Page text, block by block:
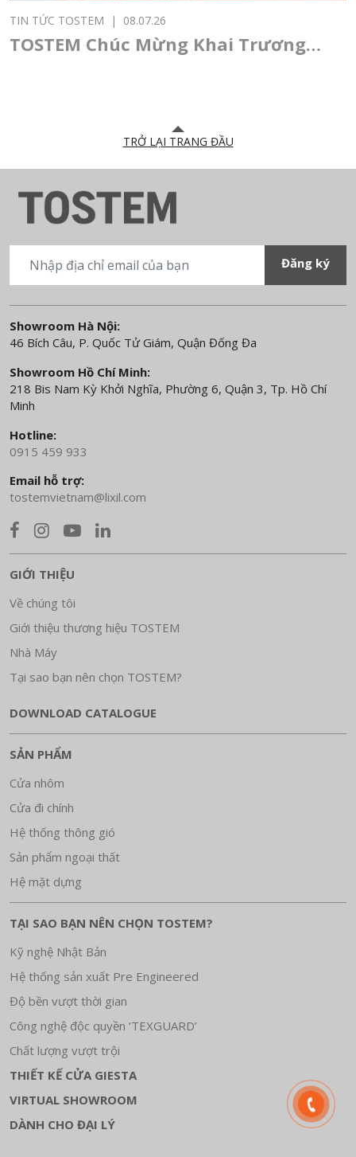
TIN TỨC TOSTEM | 08.07.26
TOSTEM Chúc Mừng Khai Trương
TRỞ LẠI TRANG ĐẦU
Showroom Hà Nội:
46 Bích Câu, P. Quốc Tử Giám, Quận Đống Đa
Showroom Hồ Chí Minh:
218 Bis Nam Kỳ Khởi Nghĩa, Phường 6, Quận 3, Tp. Hồ Chí
Minh
Hotline:
0915 459 933
Email hỗ trợ:
tostemvietnam@lixil.com
GIỚI THIỆU
Về chúng tôi
Giới thiệu thương hiệu TOSTEM
Nhà Máy
Tại sao bạn nên chọn TOSTEM?
DOWNLOAD CATALOGUE
SẢN PHẨM
Cửa nhôm
Cửa đi chính
Hệ thống thông gió
Sản phẩm ngoại thất
Hệ mặt dựng
TẠI SAO BẠN NÊN CHỌN TOSTEM?
Kỹ nghệ Nhật Bản
Hệ thống sản xuất Pre Engineered
Độ bền vượt thời gian
Công nghệ độc quyền ‘TEXGUARD’
Chất lượng vượt trội
THIẾT KẾ CỬA GIESTA
VIRTUAL SHOWROOM
DÀNH CHO ĐẠI LÝ